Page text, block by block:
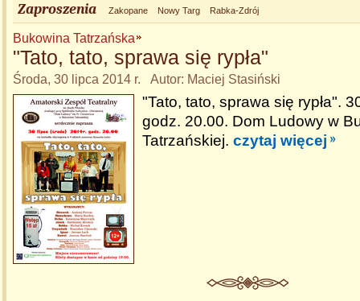
Zaproszenia Zakopane Nowy Targ Rabka-Zdrój
Bukowina Tatrzańska
"Tato, tato, sprawa się rypła"
Środa, 30 lipca 2014 r. Autor: Maciej Stasiński
"Tato, tato, sprawa się rypła".
godz. 20.00. Dom Ludowy w
Tatrzańskiej. czytaj więcej